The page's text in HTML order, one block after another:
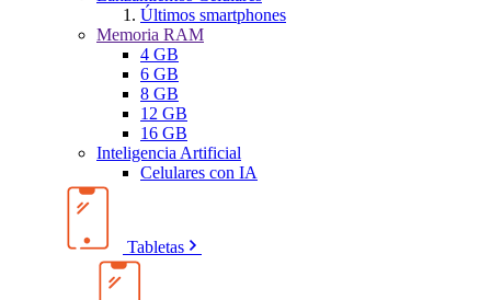
Últimos smartphones
Memoria RAM
4 GB
6 GB
8 GB
12 GB
16 GB
Inteligencia Artificial
Celulares con IA
Tabletas